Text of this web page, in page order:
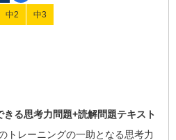
中2 中3
る思考力問題+読解問題テキスト
トレーニングの一助となる思考力